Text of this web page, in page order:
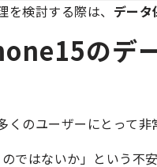
検討する際は、 デー
のデ
くのユーザーにとって非
ではないか」という不